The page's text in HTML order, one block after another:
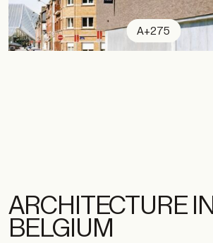
A+275
ARCHITECTURE IN
BELGIUM